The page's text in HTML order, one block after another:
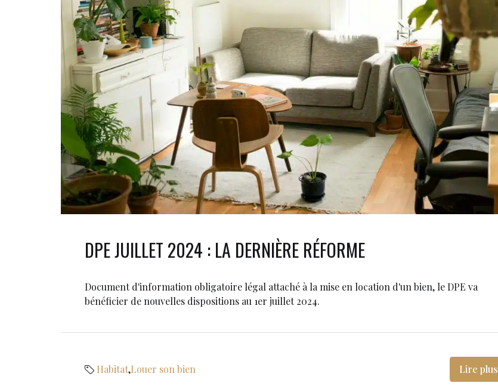
DPE JUILLET 2024 : LA DERNIÈRE RÉFORME
Document d'information obligatoire légal attaché à la mise en location d'un bien, le DPE va
bénéficier de nouvelles dispositions au 1er juillet 2024.
Habitat,Louer son bien Lire plus